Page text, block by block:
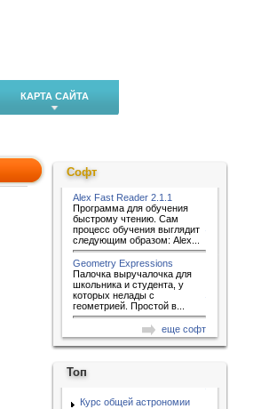
КАРТА САЙТА
Софт
Alex Fast Reader 2.1.1
Программа для обучения
быстрому чтению. Сам
процесс обучения выглядит
следующим образом: Alex...
Geometry Expressions
Палочка выручалочка для
школьника и студента, у
которых нелады с
геометрией. Простой в...
еще софт
Топ
Курс общей астрономии